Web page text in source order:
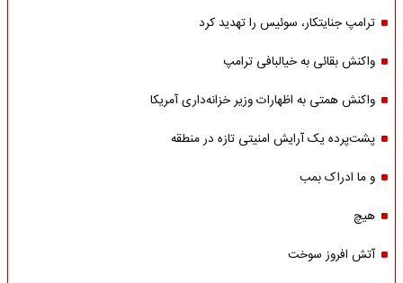
ترامپ جنایتکار، سوئیس را تهدید کرد
واکنش بقائی به خیالبافی ترامپ
واکنش همتی به اظهارات وزیر خزانه‌داری آمریکا
پشت‌پرده یک آرایش امنیتی تازه در منطقه
و ما ادراک بمب
هیچ
آتش افروز سوخت